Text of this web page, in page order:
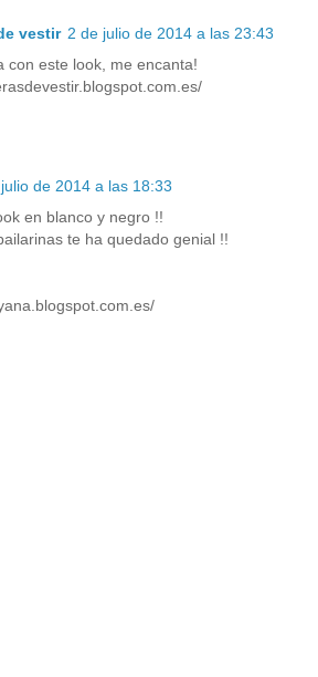
vestir 2 de julio de 2014 a las 23:43
con este look, me encanta!
de 2014 a las 18:33
en blanco y negro !!
te ha quedado genial !!